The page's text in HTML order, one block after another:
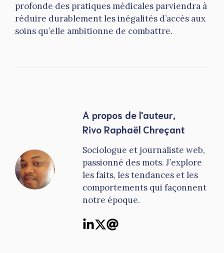
profonde des pratiques médicales parviendra à
réduire durablement les inégalités d’accès aux
soins qu’elle ambitionne de combattre.
A propos de l'auteur,
Rivo Raphaël Chreçant
Sociologue et journaliste web,
passionné des mots. J’explore
les faits, les tendances et les
comportements qui façonnent
notre époque.